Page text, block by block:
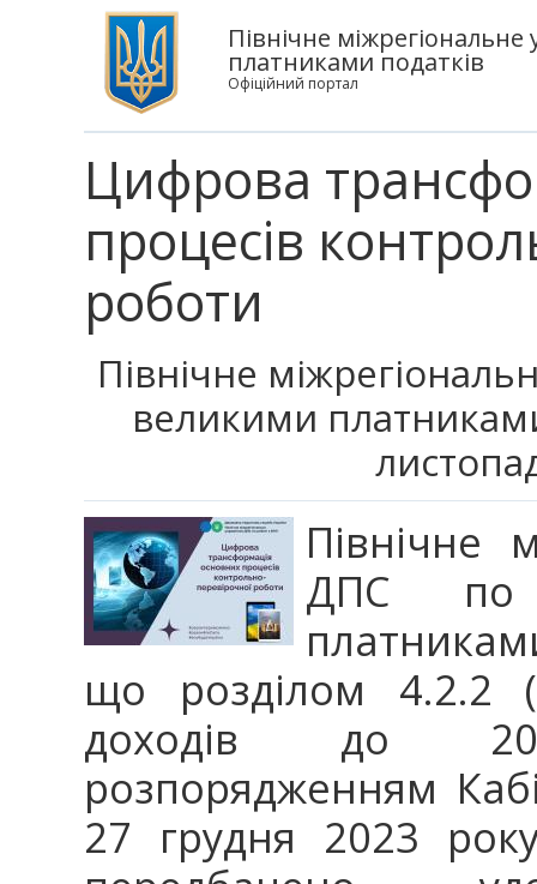
Північне
платниками податків
Офіційний портал
Цифрова
процесів
роботи
Північне
великими
Північне
ДПС по
що розділом 4.2.2
доходів до
розпорядженням
27 грудня 2023